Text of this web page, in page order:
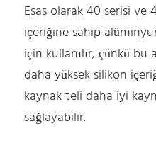
Esas olarak 40 serisi ve
içeriğine sahip
için kullanılır, çünkü bu
daha yüksek silikon
kaynak teli daha iyi
sağlayabilir.